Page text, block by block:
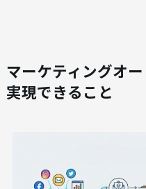
マーケティングオ
実現できること